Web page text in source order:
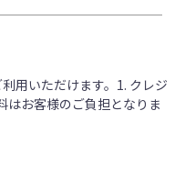
用いただけます。1. クレジ
お客様のご負担となりま